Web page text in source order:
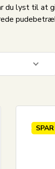
du lyst til at
SPAR